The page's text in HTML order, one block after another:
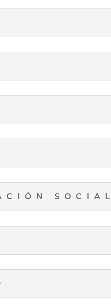
SOCIAL